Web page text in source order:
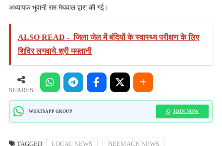
अध्यापक भुवानी राम मेघवाल द्वारा की गई।
ALSO READ - जिला जेल में बंदियों के स्‍वास्‍थ्‍य परीक्षण के लिए
शिविर लगवाये-श्री ममतानी
SHARES
WHATSAPP GROUP JOIN NOW
TAGGED LOCAL NEWS NEEMACH NEWS